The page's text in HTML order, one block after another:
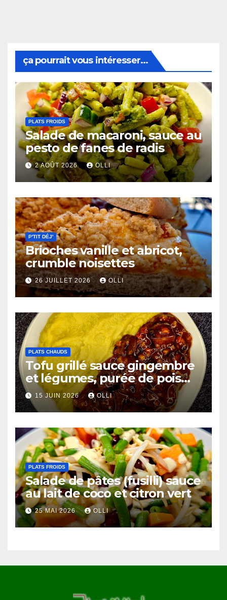
ça pourrait vous intéresser...
PLATS FROIDS
Salade de macaroni, sauce au
pesto de fanes de radis
2 AOÛT 2026 OLLI
P'TIT DÉJ'
Brioches vanille et abricot,
crumble noisettes
26 JUILLET 2026 OLLI
PLATS CHAUDS
Tofu grillé sauce gingembre
et légumes, purée de pois
chiches et côtes de chou-
fleur au miso
15 JUIN 2026 OLLI
PLATS FROIDS
Salade de pâtes (fusilli) sauce
au lait de coco et citron vert
25 MAI 2026 OLLI